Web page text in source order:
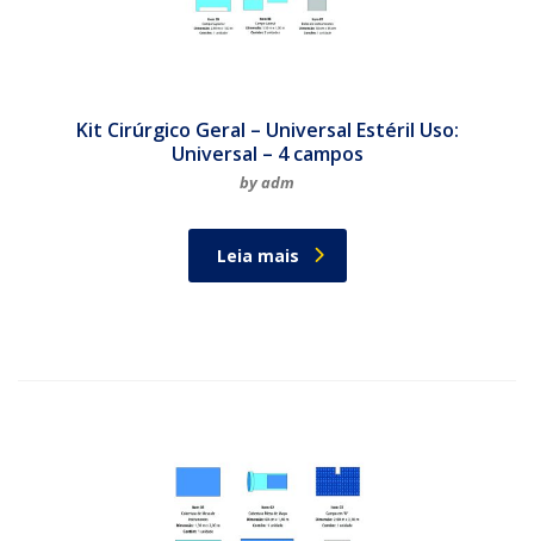
Kit Cirúrgico Geral – Universal Estéril Uso:
Universal – 4 campos
by adm
Leia mais